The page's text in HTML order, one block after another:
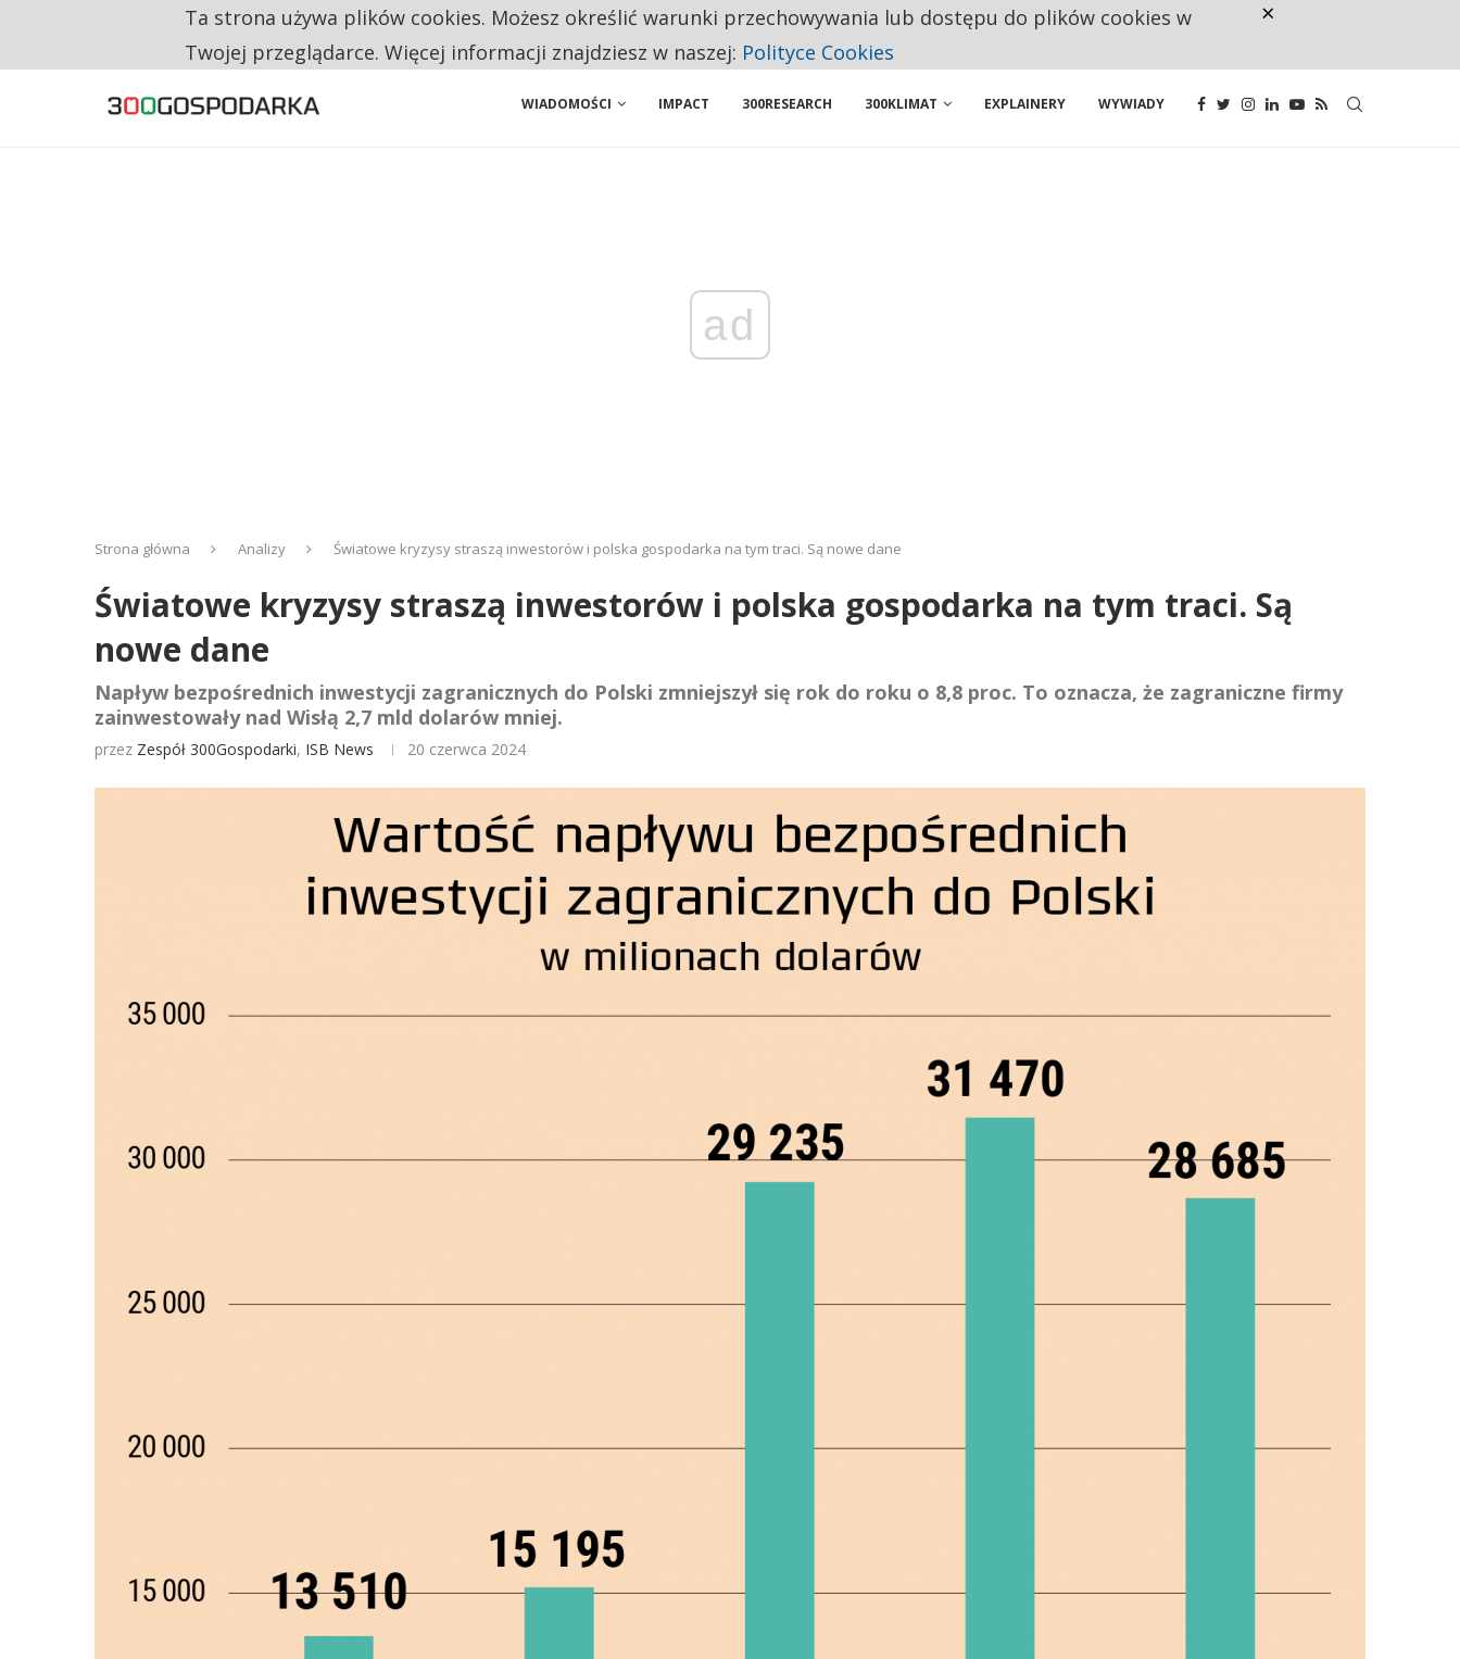
CO TRZECIĄ ZŁOTÓWKĘ Z EMERYTURY SENIORZY PRZEZNACZAJĄ NA PODSTAWOWE ZAKUPY
WIADOMOŚCI IMPACT 300RESEARCH 300KLIMAT EXPLAINERY WYWIADY
ad
Strona główna Analizy Światowe kryzysy straszą inwestorów i polska gospodarka na tym traci. Są nowe dane
Światowe kryzysy straszą inwestorów i polska gospodarka na tym traci. Są
nowe dane
Napływ bezpośrednich inwestycji zagranicznych do Polski zmniejszył się rok do roku o 8,8 proc. To oznacza, że zagraniczne firmy
zainwestowały nad Wisłą 2,7 mld dolarów mniej.
przez Zespół 300Gospodarki, ISB News 20 czerwca 2024
Ta strona używa plików cookies. Możesz określić warunki przechowywania lub dostępu do plików cookies w
Twojej przeglądarce. Więcej informacji znajdziesz w naszej: Polityce Cookies
×